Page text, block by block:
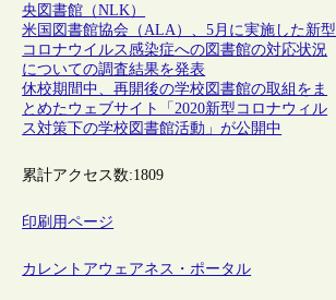
央図書館（NLK）
米国図書館協会（ALA）、5月に実施した新型
コロナウイルス感染症への図書館の対応状況
についての調査結果を発表
休校期間中、再開後の学校図書館の取組をま
とめたウェブサイト「2020新型コロナウィル
ス対策下の学校図書館活動」が公開中
累計アクセス数:1809
印刷用ページ
カレントアウェアネス・ポータル